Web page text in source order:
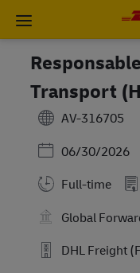
Transport
AV-316705
Posted Date
06/30/2026
Full-time
Global
DHL Freight